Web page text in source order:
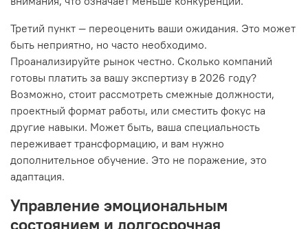
Третий пункт — переоценить ваши ожидания. Это может
быть неприятно, но часто необходимо.
Проанализируйте рынок честно. Сколько компаний
готовы платить за вашу экспертизу в 2026 году?
Возможно, стоит рассмотреть смежные должности,
проектный формат работы, или сместить фокус на
другие навыки. Может быть, ваша специальность
переживает трансформацию, и вам нужно
дополнительное обучение. Это не поражение, это
адаптация.
Управление эмоциональным
состоянием и долгосрочная